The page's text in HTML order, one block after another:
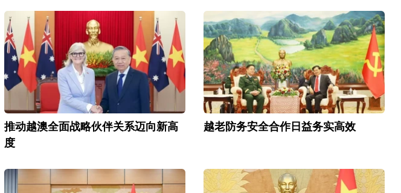
推动越澳全面战略伙伴关系迈向新高
度
越老防务安全合作日益务实高效